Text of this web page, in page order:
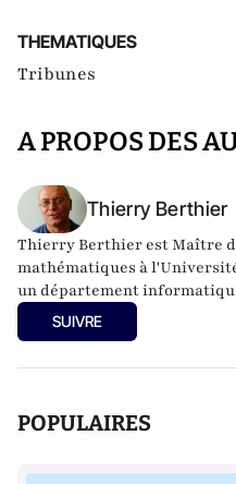
THEMATIQUES
Tribunes
A PROPOS DES
Thierry Berthier
Thierry Berthier est Maître
mathématiques à
un département
Chaire de cybersécurité &
-Sogeti et est membre de
SUIVRE
POPULAIRES